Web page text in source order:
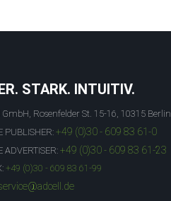
STARK. INTUITIV.
GmbH, Rosenfelder St. 15-16, 10315 Berlin
PUBLISHER: +49 (0)30 - 609 83 61-0
ADVERTISER: +49 (0)30 - 609 83 61-23
+49 (0)30 - 609 83 61-99